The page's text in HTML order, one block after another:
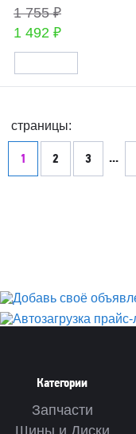
1 755 ₽
1 492 ₽
страницы:
1 2 3 ...
Категории
Запчасти
Шины и Диски